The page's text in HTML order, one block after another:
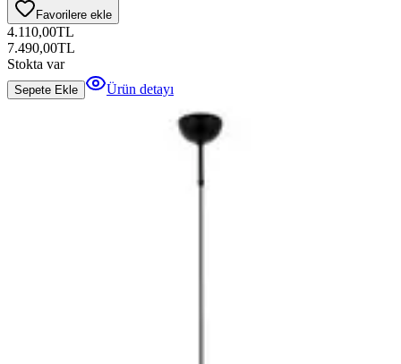
Favorilere ekle
4.110,00TL
7.490,00TL
Stokta var
Sepete Ekle Ürün detayı